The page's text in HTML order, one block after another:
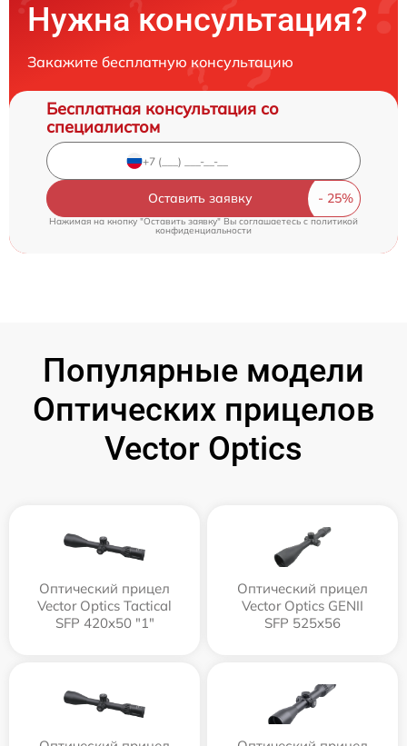
Нужна консультация?
Закажите бесплатную консультацию
Бесплатная консультация со
специалистом
Оставить заявку
Нажимая на кнопку "Оставить заявку" Вы соглашаетесь cполитикой
конфиденциальности
Популярные модели
Оптических прицелов
Vector Optics
Оптический прицел
Vector Optics Tactical
SFP 420x50 "1"
Оптический прицел
Vector Optics GENII
SFP 525x56